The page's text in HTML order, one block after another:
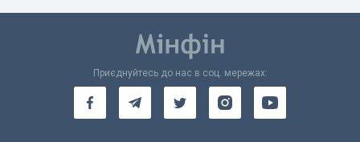
Приєднуйтесь до нас в соц. мережах: